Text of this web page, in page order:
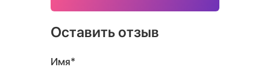
Оставить отзыв
Имя*